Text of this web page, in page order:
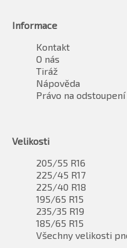
Informace
Kontakt
O nás
Tiráž
Nápověda
Právo na odstoupení
Velikosti
205/55 R16
225/45 R17
225/40 R18
195/65 R15
235/35 R19
185/65 R15
Všechny velikosti